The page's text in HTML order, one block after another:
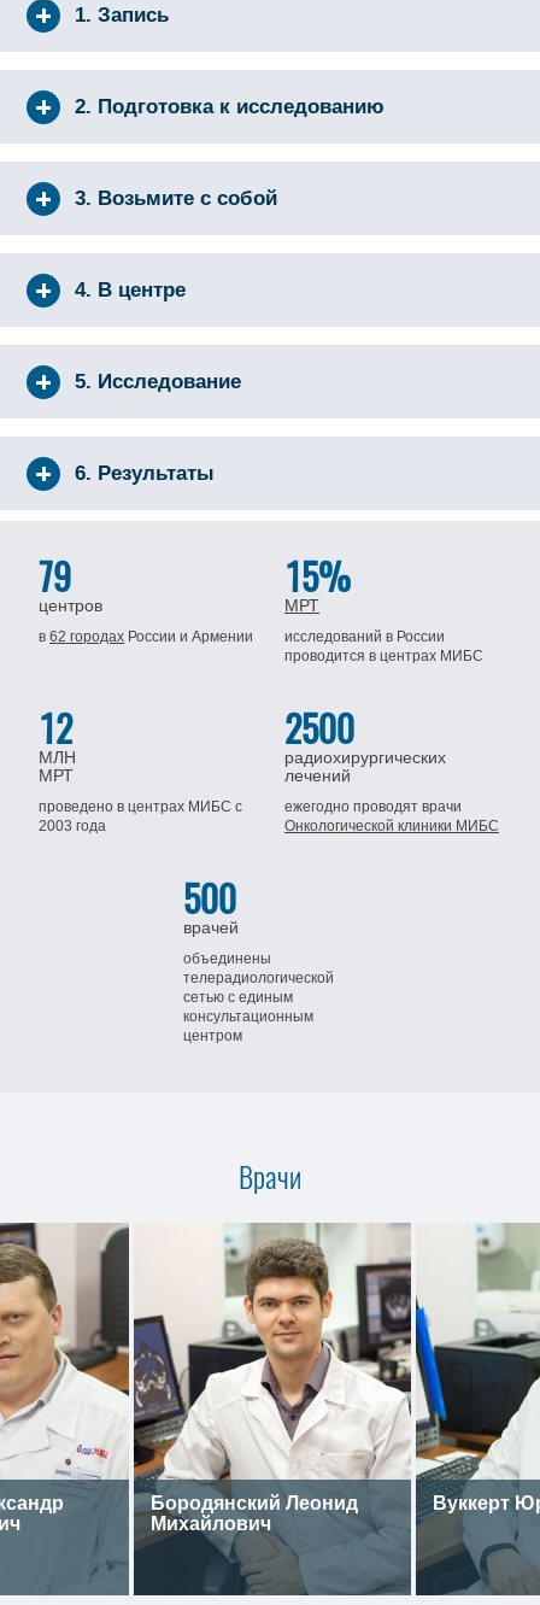
1. Запись
2. Подготовка к исследованию
3. Возьмите с собой
4. В центре
5. Исследование
6. Результаты
79
центров
в62 городах Россиии Армении
15%
МРТ
исследований в России
проводится в центрах МИБС
12
МЛН
МРТ
проведено в центрах МИБСс
2003 года
2500
радиохирургических
лечений
ежегодно проводят врачи
Онкологической клиники МИБС
500
врачей
объединены
телерадиологической
сетью с единым
консультационным
центром
Врачи
Бородянский Леонид
Михайлович
Вуккерт